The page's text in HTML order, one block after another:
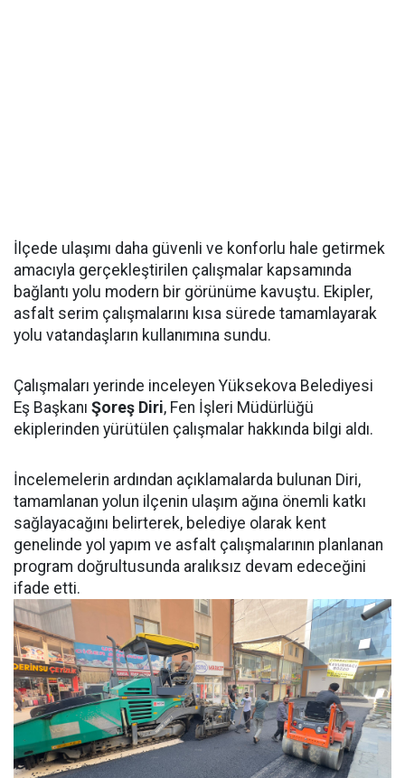
İlçede ulaşımı daha güvenli ve konforlu hale getirmek
amacıyla gerçekleştirilen çalışmalar kapsamında
bağlantı yolu modern bir görünüme kavuştu. Ekipler,
asfalt serim çalışmalarını kısa sürede tamamlayarak
yolu vatandaşların kullanımına sundu.
Çalışmaları yerinde inceleyen Yüksekova Belediyesi
Eş Başkanı Şoreş Diri, Fen İşleri Müdürlüğü
ekiplerinden yürütülen çalışmalar hakkında bilgi aldı.
İncelemelerin ardından açıklamalarda bulunan Diri,
tamamlanan yolun ilçenin ulaşım ağına önemli katkı
sağlayacağını belirterek, belediye olarak kent
genelinde yol yapım ve asfalt çalışmalarının planlanan
program doğrultusunda aralıksız devam edeceğini
ifade etti.